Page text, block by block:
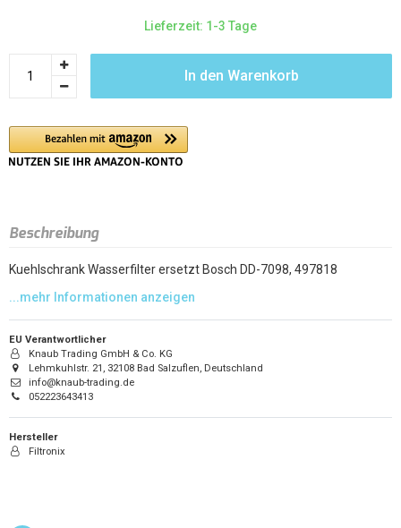
Lieferzeit: 1-3 Tage
In den Warenkorb
Beschreibung
Kuehlschrank Wasserfilter ersetzt Bosch DD-7098, 497818
EU Verantwortlicher
Knaub Trading GmbH & Co. KG
Lehmkuhlstr. 21, 32108 Bad Salzuflen, Deutschland
info@knaub-trading.de
052223643413
Hersteller
Filtronix